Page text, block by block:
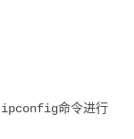
ipconfig命令进行